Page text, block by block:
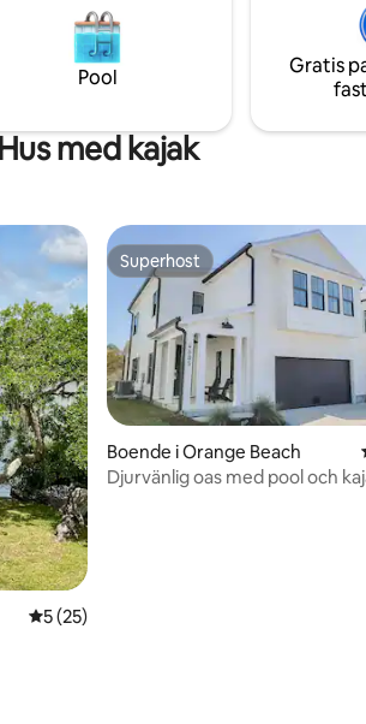
Pool
Gratis
Hus med kajak
5 av 5 i genomsnittligt betyg, 25
5 (25)
Superhost
Superhost
Boende i Orange Beach
Djurvänlig oas med pool och